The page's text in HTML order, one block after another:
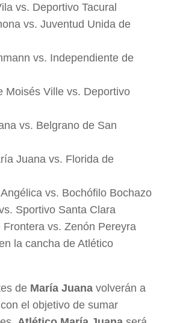
vs. Deportivo Tacural
vs. Juventud Unida de
vs. Independiente de
Moisés Ville vs. Deportivo
vs. Belgrano de San
Juana vs. Florida de
vs. Bochófilo Bochazo
Sportivo Santa Clara
Frontera vs. Zenón Pereyra
la cancha de Atlético
de María Juana volverán a
el objetivo de sumar